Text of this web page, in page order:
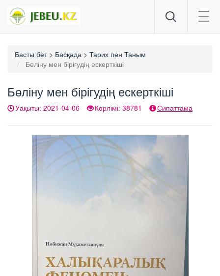
Басты бет> Басқада > Тарих пен Таным
Бөліну мен бірігудің ескерткіші
Бөліну мен бірігудің ескерткіші
Уақыты: 2021-04-06 Көрлімі: 38781 Сипаттама